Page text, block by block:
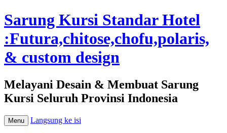
Sarung Kursi Standar Hotel
:Futura,chitose,chofu,polaris,
& custom design
Melayani Desain & Membuat Sarung
Kursi Seluruh Provinsi Indonesia
Menu Langsung ke isi